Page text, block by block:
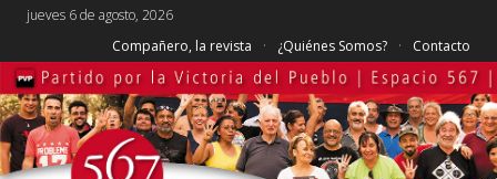
jueves 6 de agosto, 2026
Compañero, la revista
¿Quiénes Somos? Contacto